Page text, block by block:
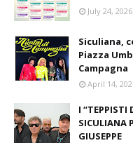
July 24, 2026
Siculiana,
Piazza
Campagna
April 14,
I “TEPPISTI
SICULIANA
GIUSEPPE